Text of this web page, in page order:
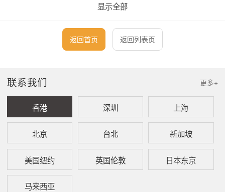
本所代理申请注销于深圳注册成立之分公司的服
列服务项目：
(1) 编制全套注销申请文件
(5) 公司社保账户注销
(6) 公司住房公积金账户注销
(7) 向公安局申请缴销印章
如果拟注销之深圳分公司所经营业务涉及需要特
别许可或者牌照，有关费用将根据实际情况另行
报价。
显示全部
返回首页 返回列表页
更多+
联系我们
香港 深圳 上海
北京 台北 新加坡
美国纽约 英国伦敦 日本东京
马来西亚